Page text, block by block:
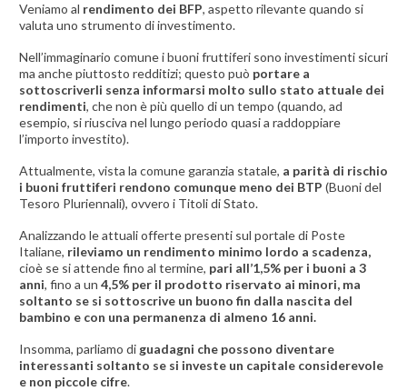
Veniamo al rendimento dei BFP, aspetto rilevante quando si
valuta uno strumento di investimento.
Nell’immaginario comune i buoni fruttiferi sono investimenti sicuri
ma anche piuttosto redditizi; questo può portare a
sottoscriverli senza informarsi molto sullo stato attuale dei
rendimenti, che non è più quello di un tempo (quando, ad
esempio, si riusciva nel lungo periodo quasi a raddoppiare
l’importo investito).
Attualmente, vista la comune garanzia statale, a parità di rischio
i buoni fruttiferi rendono comunque meno dei BTP (Buoni del
Tesoro Pluriennali), ovvero i Titoli di Stato.
Analizzando le attuali offerte presenti sul portale di Poste
Italiane, rileviamo un rendimento minimo lordo a scadenza,
cioè se si attende fino al termine, pari all’1,5% per i buoni a 3
anni, fino a un 4,5% per il prodotto riservato ai minori, ma
soltanto se si sottoscrive un buono fin dalla nascita del
bambino e con una permanenza di almeno 16 anni.
Insomma, parliamo di guadagni che possono diventare
interessanti soltanto se si investe un capitale considerevole
e non piccole cifre.